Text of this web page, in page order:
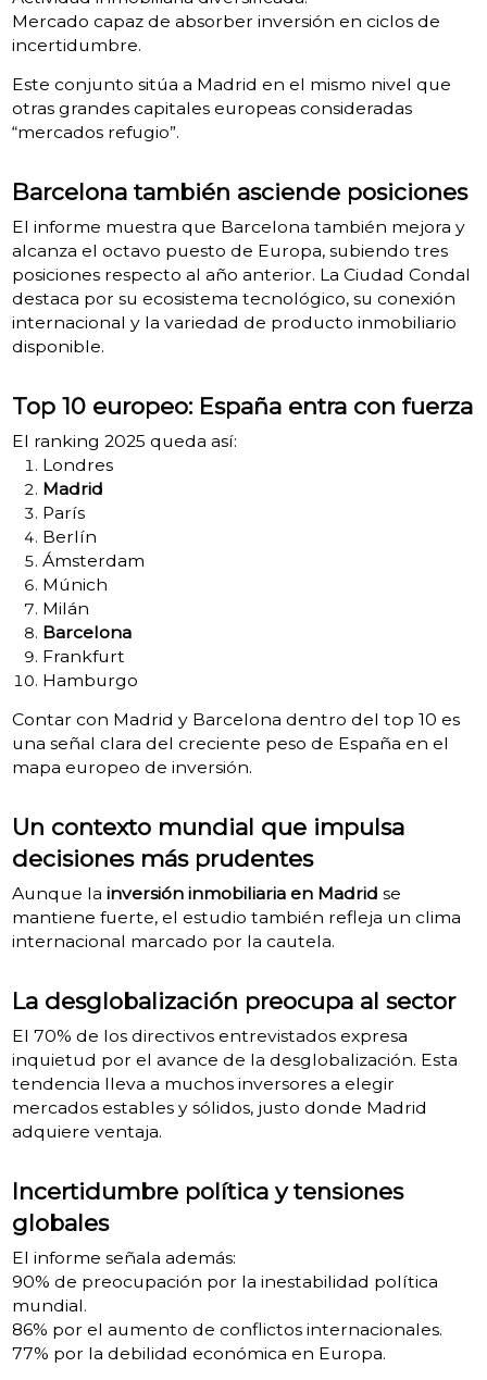
Mercado capaz de absorber inversión en ciclos de
incertidumbre.
Este conjunto sitúa a Madrid en el mismo nivel que
otras grandes capitales europeas consideradas
“mercados refugio”.
Barcelona también asciende posiciones
El informe muestra que Barcelona también mejora y
alcanza el octavo puesto de Europa, subiendo tres
posiciones respecto al año anterior. La Ciudad Condal
destaca por su ecosistema tecnológico, su conexión
internacional y la variedad de producto inmobiliario
disponible.
Top 10 europeo: España entra con fuerza
El ranking 2025 queda así:
Londres
Madrid
París
Berlín
Ámsterdam
Múnich
Milán
Barcelona
Frankfurt
Hamburgo
Contar con Madrid y Barcelona dentro del top 10 es
una señal clara del creciente peso de España en el
mapa europeo de inversión.
Un contexto mundial que impulsa
decisiones más prudentes
Aunque la inversión inmobiliaria en Madrid se
mantiene fuerte, el estudio también refleja un clima
internacional marcado por la cautela.
La desglobalización preocupa al sector
El 70% de los directivos entrevistados expresa
inquietud por el avance de la desglobalización. Esta
tendencia lleva a muchos inversores a elegir
mercados estables y sólidos, justo donde Madrid
adquiere ventaja.
Incertidumbre política y tensiones
globales
El informe señala además:
90% de preocupación por la inestabilidad política
mundial.
86% por el aumento de conflictos internacionales.
77% por la debilidad económica en Europa.